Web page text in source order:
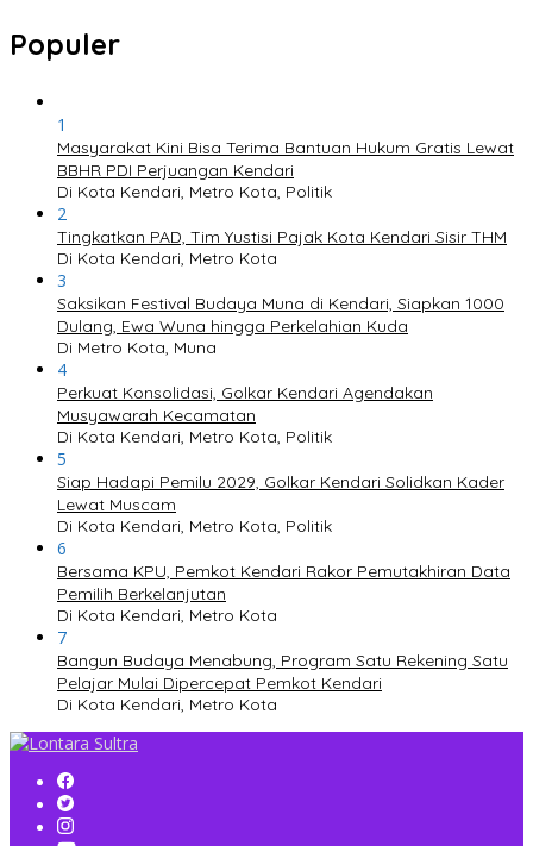
Populer
1
Masyarakat Kini Bisa Terima Bantuan Hukum Gratis Lewat
BBHR PDI Perjuangan Kendari
Di Kota Kendari, Metro Kota, Politik
2
Tingkatkan PAD, Tim Yustisi Pajak Kota Kendari Sisir THM
Di Kota Kendari, Metro Kota
3
Saksikan Festival Budaya Muna di Kendari, Siapkan 1000
Dulang, Ewa Wuna hingga Perkelahian Kuda
Di Metro Kota, Muna
4
Perkuat Konsolidasi, Golkar Kendari Agendakan
Musyawarah Kecamatan
Di Kota Kendari, Metro Kota, Politik
5
Siap Hadapi Pemilu 2029, Golkar Kendari Solidkan Kader
Lewat Muscam
Di Kota Kendari, Metro Kota, Politik
6
Bersama KPU, Pemkot Kendari Rakor Pemutakhiran Data
Pemilih Berkelanjutan
Di Kota Kendari, Metro Kota
7
Bangun Budaya Menabung, Program Satu Rekening Satu
Pelajar Mulai Dipercepat Pemkot Kendari
Di Kota Kendari, Metro Kota